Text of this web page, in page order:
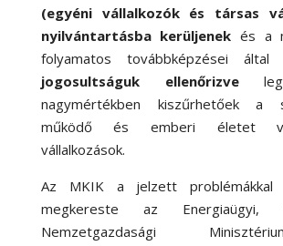
(egyéni vállalkozók és társas
nyilvántartásba kerüljenek és a
folyamatos továbbképzései által
jogosultságuk ellenőrizve
nagymértékben kiszűrhetőek a
működő és emberi életet
vállalkozások.
Az MKIK a jelzett problémákkal
megkereste az Energiaügyi,
Nemzetgazdasági